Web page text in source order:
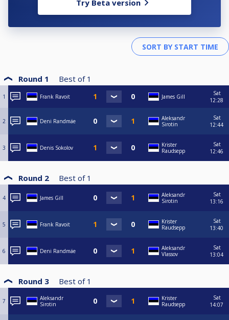
Try Beta version
Round 1 Best of 1
1 Frank Ravoit James Gill
Sat
12:28
2 Deni Randmäe
Aleksandr
Sirotin
Sat
12:44
3 Denis Sokolov
Krister
Raudsepp
Sat
12:46
Round 2 Best of 1
4 James Gill
Aleksandr
Sirotin
Sat
13:16
5 Frank Ravoit
Krister
Raudsepp
Sat
13:40
6 Deni Randmäe
Aleksandr
Vlassov
Sat
13:04
Round 3 Best of 1
7
Aleksandr
Sirotin
Krister
Raudsepp
Sat
14:07